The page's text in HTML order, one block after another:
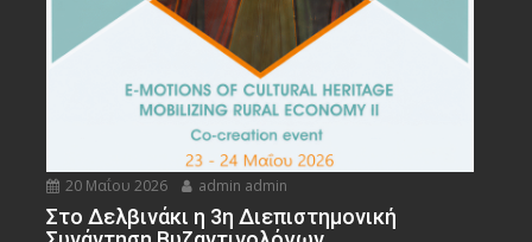
20 Μαΐου 2026 admin admin
Στο Δελβινάκι η 3η Διεπιστημονική